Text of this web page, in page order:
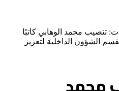
تنصيب محمد الوهابي كاتبًا
الشؤون الداخلية لتعزيز